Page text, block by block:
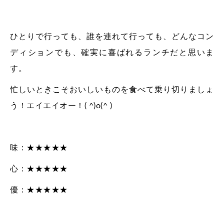
ひとりで行っても、誰を連れて行っても、どんなコン
ディションでも、確実に喜ばれるランチだと思いま
す。
忙しいときこそおいしいものを食べて乗り切りましょ
う！エイエイオー！( ^)o(^ )
味：★★★★★
心：★★★★★
優：★★★★★